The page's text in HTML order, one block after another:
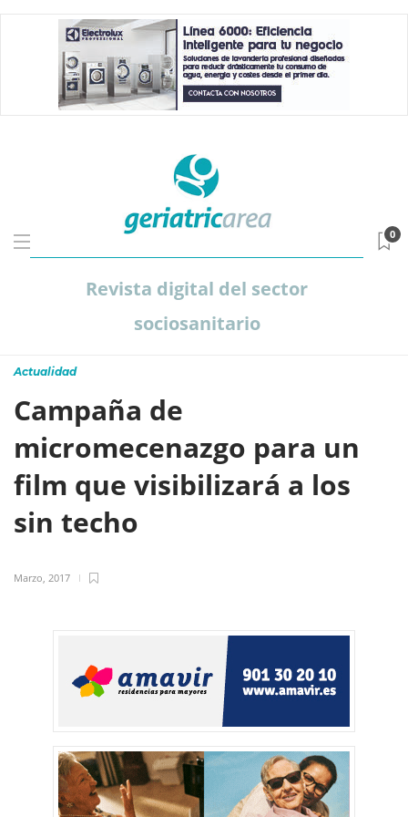
Revista digital del sector
sociosanitario
0
Actualidad
Campaña de
micromecenazgo para un
film que visibilizará a los
sin techo
Marzo, 2017